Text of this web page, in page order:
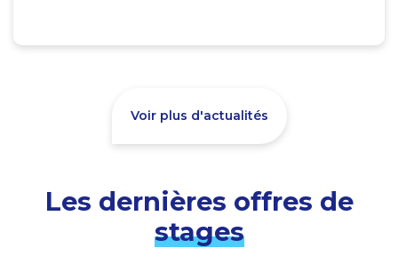
Voir plus d'actualités
Les dernières offres de
stages